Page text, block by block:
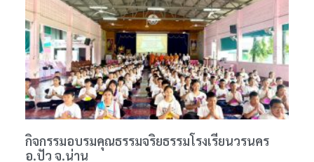
กิจกรรมอบรมคุณธรรมจริยธรรมโรงเรียนวรนคร
อ.ปัว จ.น่าน